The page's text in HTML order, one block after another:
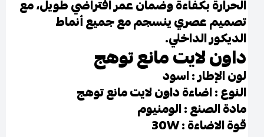
الحرارة بكفاءة وضمان عمر افتراضي طويل، مع
تصميم عصري ينسجم مع جميع أنماط
الديكور الداخلي.
داون لايت مانع توهج
لون الإطار : اسود
النوع : اضاءة داون لايت مانع توهج
مادة الصنع : الومنيوم
قوة الاضاءة : 30W